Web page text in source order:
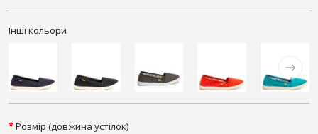
Інші кольори
Розмір (довжина устілок)